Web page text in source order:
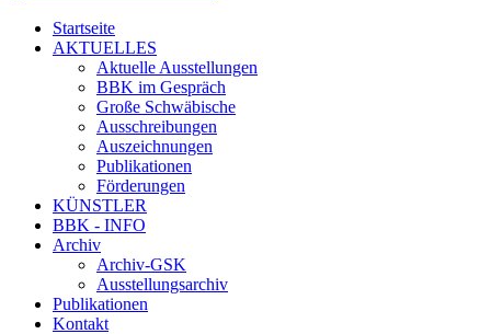
Startseite
AKTUELLES
Aktuelle Ausstellungen
BBK im Gespräch
Große Schwäbische
Ausschreibungen
Auszeichnungen
Publikationen
Förderungen
KÜNSTLER
BBK - INFO
Archiv
Archiv-GSK
Ausstellungsarchiv
Publikationen
Kontakt